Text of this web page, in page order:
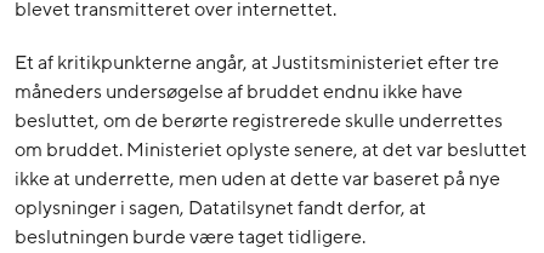
blevet transmitteret over internettet.
Et af kritikpunkterne angår, at Justitsministeriet efter tre
måneders undersøgelse af bruddet endnu ikke have
besluttet, om de berørte registrerede skulle underrettes
om bruddet. Ministeriet oplyste senere, at det var besluttet
ikke at underrette, men uden at dette var baseret på nye
oplysninger i sagen, Datatilsynet fandt derfor, at
beslutningen burde være taget tidligere.